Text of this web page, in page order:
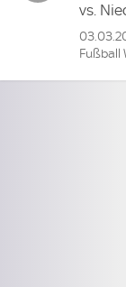
vs.
Fußball